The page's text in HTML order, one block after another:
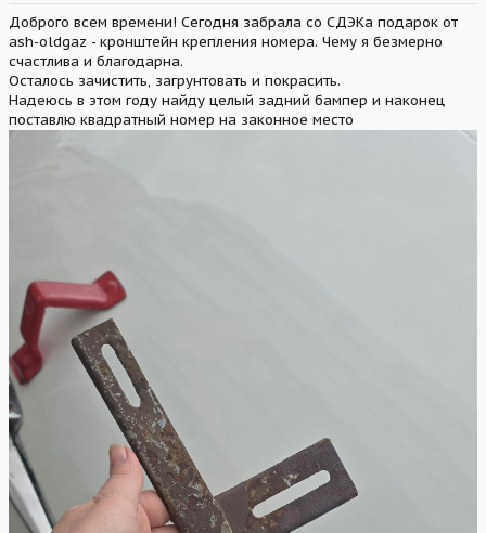
Доброго всем времени! Сегодня забрала со СДЭКа подарок от
ash-oldgaz - кронштейн крепления номера. Чему я безмерно
счастлива и благодарна.
Осталось зачистить, загрунтовать и покрасить.
Надеюсь в этом году найду целый задний бампер и наконец
поставлю квадратный номер на законное место